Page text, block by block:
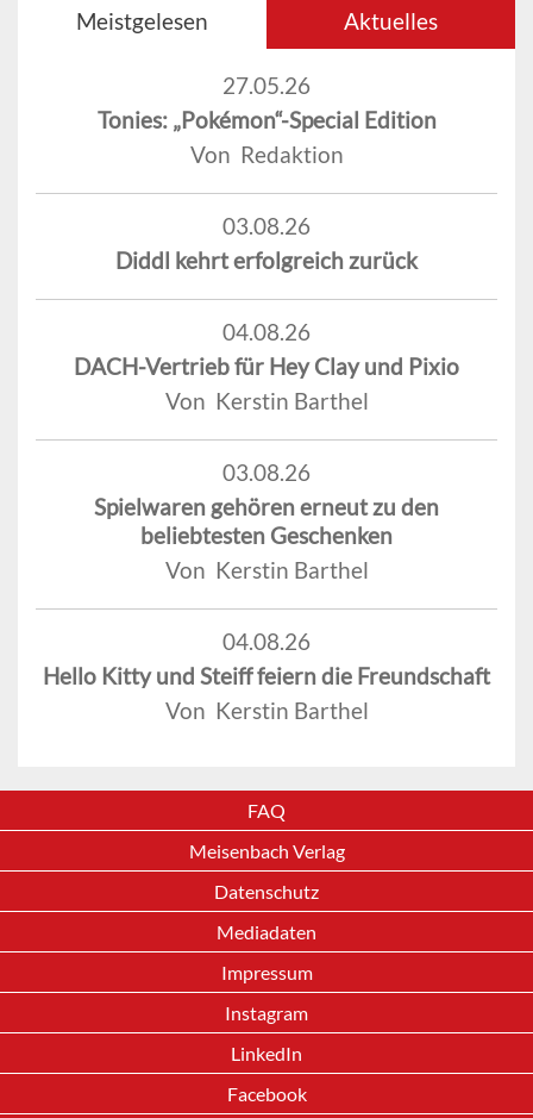
Meistgelesen Aktuelles
27.05.26
Tonies: „Pokémon“-Special Edition
Von Redaktion
03.08.26
Diddl kehrt erfolgreich zurück
04.08.26
DACH-Vertrieb für Hey Clay und Pixio
Von Kerstin Barthel
03.08.26
Spielwaren gehören erneut zu den
beliebtesten Geschenken
Von Kerstin Barthel
04.08.26
Hello Kitty und Steiff feiern die Freundschaft
Von Kerstin Barthel
FAQ
Meisenbach Verlag
Datenschutz
Mediadaten
Impressum
Instagram
LinkedIn
Facebook